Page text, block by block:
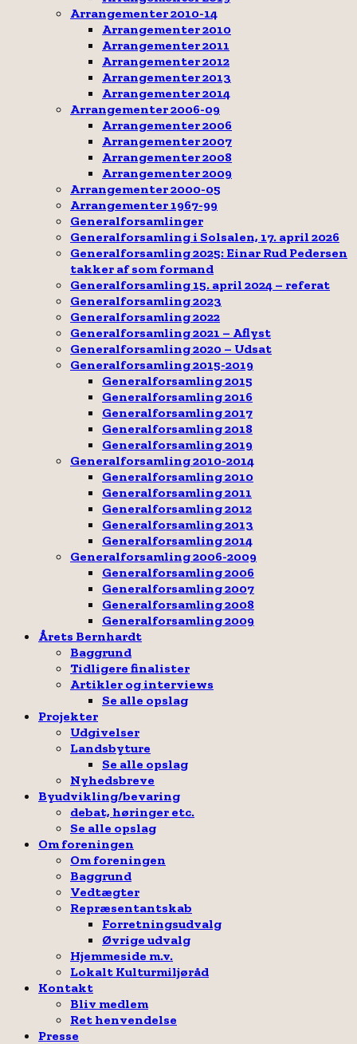
Arrangementer 2010-14
Arrangementer 2010
Arrangementer 2011
Arrangementer 2012
Arrangementer 2013
Arrangementer 2014
Arrangementer 2006-09
Arrangementer 2006
Arrangementer 2007
Arrangementer 2008
Arrangementer 2009
Arrangementer 2000-05
Arrangementer 1967-99
Generalforsamlinger
Generalforsamling i Solsalen, 17. april 2026
Generalforsamling 2025: Einar Rud Pedersen
takker af som formand
Generalforsamling 15. april 2024 – referat
Generalforsamling 2023
Generalforsamling 2022
Generalforsamling 2021 – Aflyst
Generalforsamling 2020 – Udsat
Generalforsamling 2015-2019
Generalforsamling 2015
Generalforsamling 2016
Generalforsamling 2017
Generalforsamling 2018
Generalforsamling 2019
Generalforsamling 2010-2014
Generalforsamling 2010
Generalforsamling 2011
Generalforsamling 2012
Generalforsamling 2013
Generalforsamling 2014
Generalforsamling 2006-2009
Generalforsamling 2006
Generalforsamling 2007
Generalforsamling 2008
Generalforsamling 2009
Årets Bernhardt
Baggrund
Tidligere finalister
Artikler og interviews
Se alle opslag
Projekter
Udgivelser
Landsbyture
Se alle opslag
Nyhedsbreve
Byudvikling/bevaring
debat, høringer etc.
Se alle opslag
Om foreningen
Om foreningen
Baggrund
Vedtægter
Repræsentantskab
Forretningsudvalg
Øvrige udvalg
Hjemmeside m.v.
Lokalt Kulturmiljøråd
Kontakt
Bliv medlem
Ret henvendelse
Presse